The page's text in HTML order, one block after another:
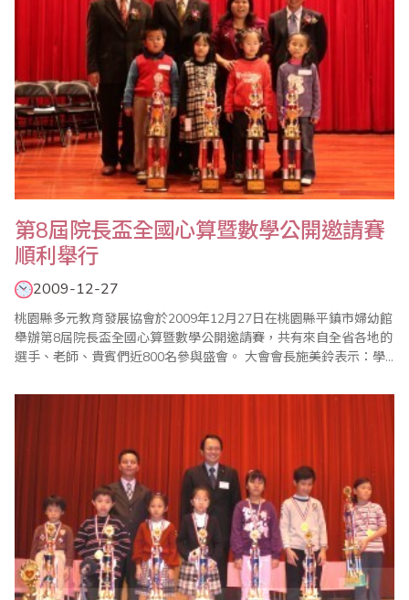
第8屆院長盃全國心算暨數學公開邀請賽
順利舉行
2009-12-27
桃園縣多元教育發展協會於2009年12月27日在桃園縣平鎮市婦幼館
舉辦第8屆院長盃全國心算暨數學公開邀請賽，共有來自全省各地的
選手、老師、貴賓們近800名參與盛會。 大會會長施美鈴表示：學
聽力、記憶力、判斷力及推理能力，激發潛在的學習效率。即使近
提升的功能，目前除了亞洲、美洲、..